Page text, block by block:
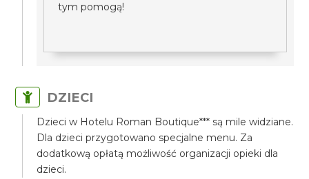
tym pomogą!
DZIECI
Dzieci w Hotelu Roman Boutique*** są mile widziane.
Dla dzieci przygotowano specjalne menu. Za
dodatkową opłatą możliwość organizacji opieki dla
dzieci.